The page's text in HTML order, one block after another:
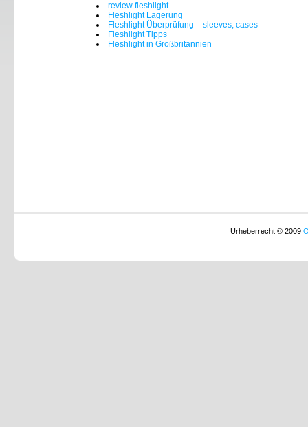
review fleshlight
Fleshlight Lagerung
Fleshlight Überprüfung – sleeves, cases
Fleshlight Tipps
Fleshlight in Großbritannien
Urheberrecht © 2009